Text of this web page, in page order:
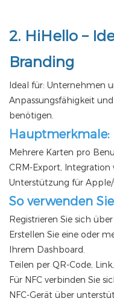
2. HiHello –
Branding
Ideal für: Unternehmen
Anpassungsfähigkeit
benötigen.
Hauptmerkmale:
Mehrere Karten pro
CRM-Export, Integration
Unterstützung für
So verwenden
Registrieren Sie sich
Erstellen Sie eine oder
Ihrem Dashboard.
Teilen per QR-Code,
Für NFC verbinden Sie
NFC-Gerät über